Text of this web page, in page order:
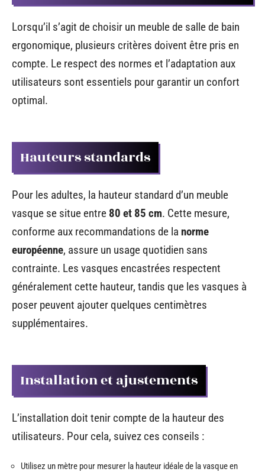
Lorsqu’il s’agit de choisir un meuble de salle de bain
ergonomique, plusieurs critères doivent être pris en
compte. Le respect des normes et l’adaptation aux
utilisateurs sont essentiels pour garantir un confort
optimal.
Hauteurs standards
Pour les adultes, la hauteur standard d’un meuble
vasque se situe entre 80 et 85 cm. Cette mesure,
conforme aux recommandations de la norme
européenne, assure un usage quotidien sans
contrainte. Les vasques encastrées respectent
généralement cette hauteur, tandis que les vasques à
poser peuvent ajouter quelques centimètres
supplémentaires.
Installation et ajustements
L’installation doit tenir compte de la hauteur des
utilisateurs. Pour cela, suivez ces conseils :
Utilisez un mètre pour mesurer la hauteur idéale de la vasque en